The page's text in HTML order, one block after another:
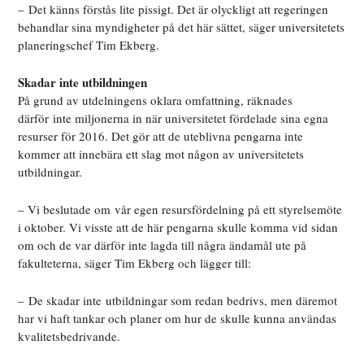
– Det känns förstås lite pissigt. Det är olyckligt att regeringen
behandlar sina myndigheter på det här sättet, säger universitetets
planeringschef Tim Ekberg.
Skadar inte utbildningen
På grund av utdelningens oklara omfattning, räknades
därför inte miljonerna in när universitetet fördelade sina egna
resurser för 2016. Det gör att de uteblivna pengarna inte
kommer att innebära ett slag mot någon av universitetets
utbildningar.
– Vi beslutade om vår egen resursfördelning på ett styrelsemöte
i oktober. Vi visste att de här pengarna skulle komma vid sidan
om och de var därför inte lagda till några ändamål ute på
fakulteterna, säger Tim Ekberg och lägger till:
– De skadar inteutbildningar som redan bedrivs, men däremot
har vi haft tankar och planer om hur de skulle kunna användas
kvalitetsbedrivande.